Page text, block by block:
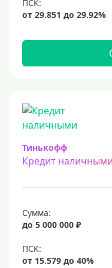
15 млн
20 млн
50 миллионов
Меньше 1 млн (руб)
15000 руб
18000 руб
20 тысяч
Тинькофф
Кредит наличными
Сумма:
до 5 000 000 ₽